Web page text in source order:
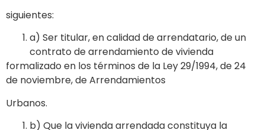
siguientes:
a) Ser titular, en calidad de arrendatario, de un
contrato de arrendamiento de vivienda
formalizado en los términos de la Ley 29/1994, de 24
de noviembre, de Arrendamientos
Urbanos.
b) Que la vivienda arrendada constituya la